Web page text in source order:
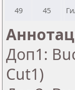
49 45
Доп1:
Cut1)